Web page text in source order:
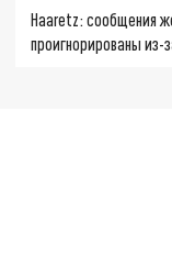
Haaretz: сообщения
проигнорированы из-